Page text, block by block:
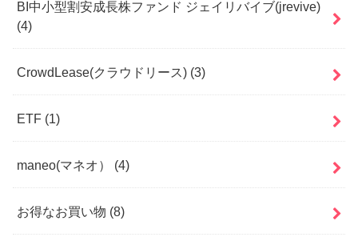
BI中小型割安成長株ファンド ジェイリバイブ(jrevive)
(4)
CrowdLease(クラウドリース) (3)
ETF (1)
maneo(マネオ） (4)
お得なお買い物 (8)